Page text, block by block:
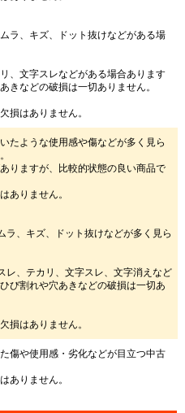
ラ、キズ、ドット抜けなどがある場
、文字スレなどがある場合あります
きなどの破損は一切ありません。
損はありません。
たような使用感や傷などが多く見ら
りますが、比較的状態の良い商品で
ありません。
ラ、キズ、ドット抜けなどが多く見ら
レ、テカリ、文字スレ、文字消えなど
び割れや穴あきなどの破損は一切あ
損はありません。
傷や使用感・劣化などが目立つ中古
ありません。